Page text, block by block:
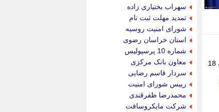
رییس مرکز اورژانس و فوریت های پزشکی البرز از وقوع آتش سوزی در مسکن مهر ماهدشت خبر داد و گفت: این حادثه 18
سهراب بختیاری زاده
تمدید مهلت ثبت نام
شورای امنیت روسیه
استان خراسان رضوی
شماره 10 پرسپولیس
معاون بانک مرکزی
سردار قاسم رضایی
رییس شورای امنیت
محمدرضا ظفرقندی
شرکت مایکروسافت